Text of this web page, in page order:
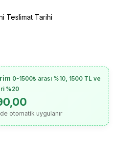
Teslimat Tarihi
0-1500₺ arası %10, 1500 TL ve
%20
otomatik uygulanır